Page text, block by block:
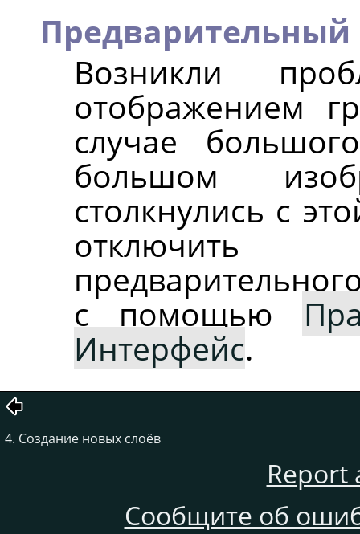
Предварительный
Возникли
отображением
случае
большом
столкнулись с
с помощью
Интерфейс.
4. Создание новых слоёв
Report
Сообщите об